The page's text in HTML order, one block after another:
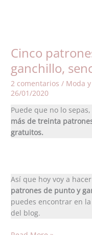
Cinco
ganchillo,
2 comentarios / Moda
26/01/2020
Puede que no lo
más de treinta
gratuitos.
Así que hoy voy a
patrones de punto y
puedes encontrar en
del blog.
de
y
ganchillo,
sencillos
y
gratuitos